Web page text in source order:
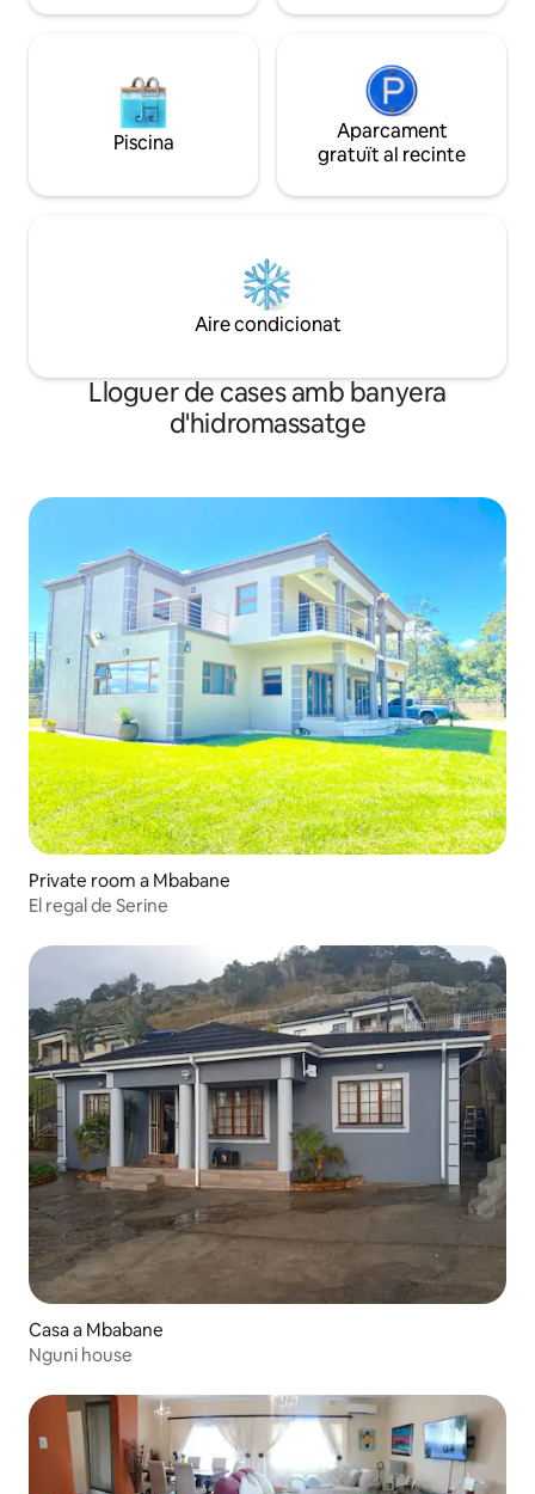
Piscina
Aparcament
gratuït al recinte
Aire condicionat
Lloguer de cases amb banyera
d'hidromassatge
Private room a Mbabane
El regal de Serine
Casa a Mbabane
Nguni house